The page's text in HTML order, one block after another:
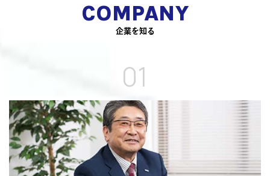
COMPANY
企業を知る
01